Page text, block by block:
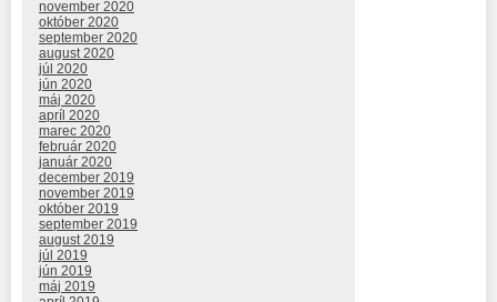
november 2020
október 2020
september 2020
august 2020
júl 2020
jún 2020
máj 2020
apríl 2020
marec 2020
február 2020
január 2020
december 2019
november 2019
október 2019
september 2019
august 2019
júl 2019
jún 2019
máj 2019